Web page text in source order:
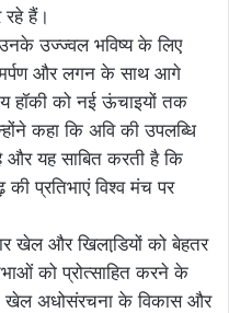
हैं।
उज्ज्वल भविष्य के लिए
और लगन के साथ आगे
हॉकी को नई ऊंचाइयों तक
कहा कि अवि की उपलब्धि
यह साबित करती है कि
प्रतिभाएं विश्व मंच पर
खेल और खिलाडि़यों को बेहतर
को प्रोत्साहित करने के
खेल अधोसंरचना के विकास और